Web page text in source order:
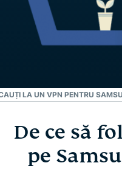
LA UN VPN PENTRU
De ce să folosești un
Cum configurezi
De ce să
pe